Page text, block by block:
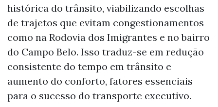
histórica do trânsito, viabilizando escolhas
de trajetos que evitam congestionamentos
como na Rodovia dos Imigrantes e no bairro
do Campo Belo. Isso traduz-se em redução
consistente do tempo em trânsito e
aumento do conforto, fatores essenciais
para o sucesso do transporte executivo.